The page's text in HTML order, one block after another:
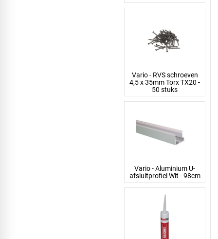
Vario - RVS schroeven
4,5 x 35mm Torx TX20 -
50 stuks
Vario - Aluminium U-
afsluitprofiel Wit - 98cm